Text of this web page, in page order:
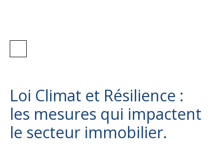
Loi Climat et Résilience :
les mesures qui impactent
le secteur immobilier.